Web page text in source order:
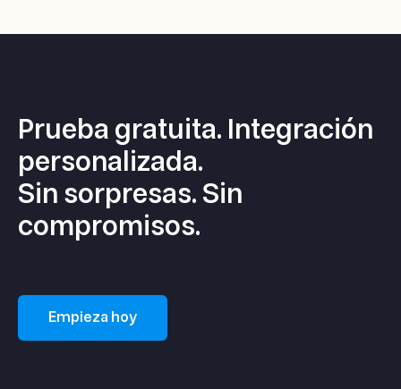
Prueba gratuita. Integración
personalizada.
Sin sorpresas. Sin
compromisos.
Empieza hoy